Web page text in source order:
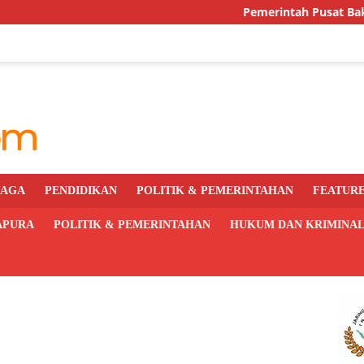
Pemerintah Pusat Bakal Libatkan
PENDIDIKAN POLITIK & PEMERINTAHAN
POLITIK & PEMERINTAHAN HUKUM DAN KRIMINAL